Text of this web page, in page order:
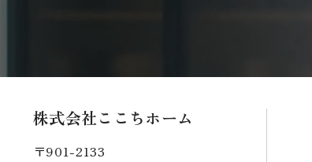
株式会社ここちホーム
〒901-2133